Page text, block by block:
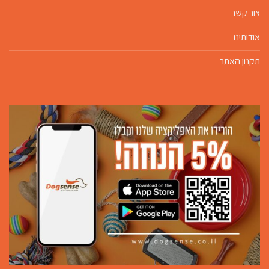
צור קשר
אודותינו
תקנון האתר